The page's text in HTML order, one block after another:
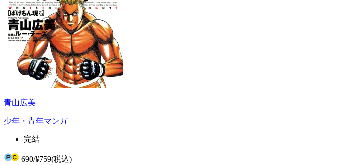
青山広美
少年・青年マンガ
完結
690/¥759(税込)